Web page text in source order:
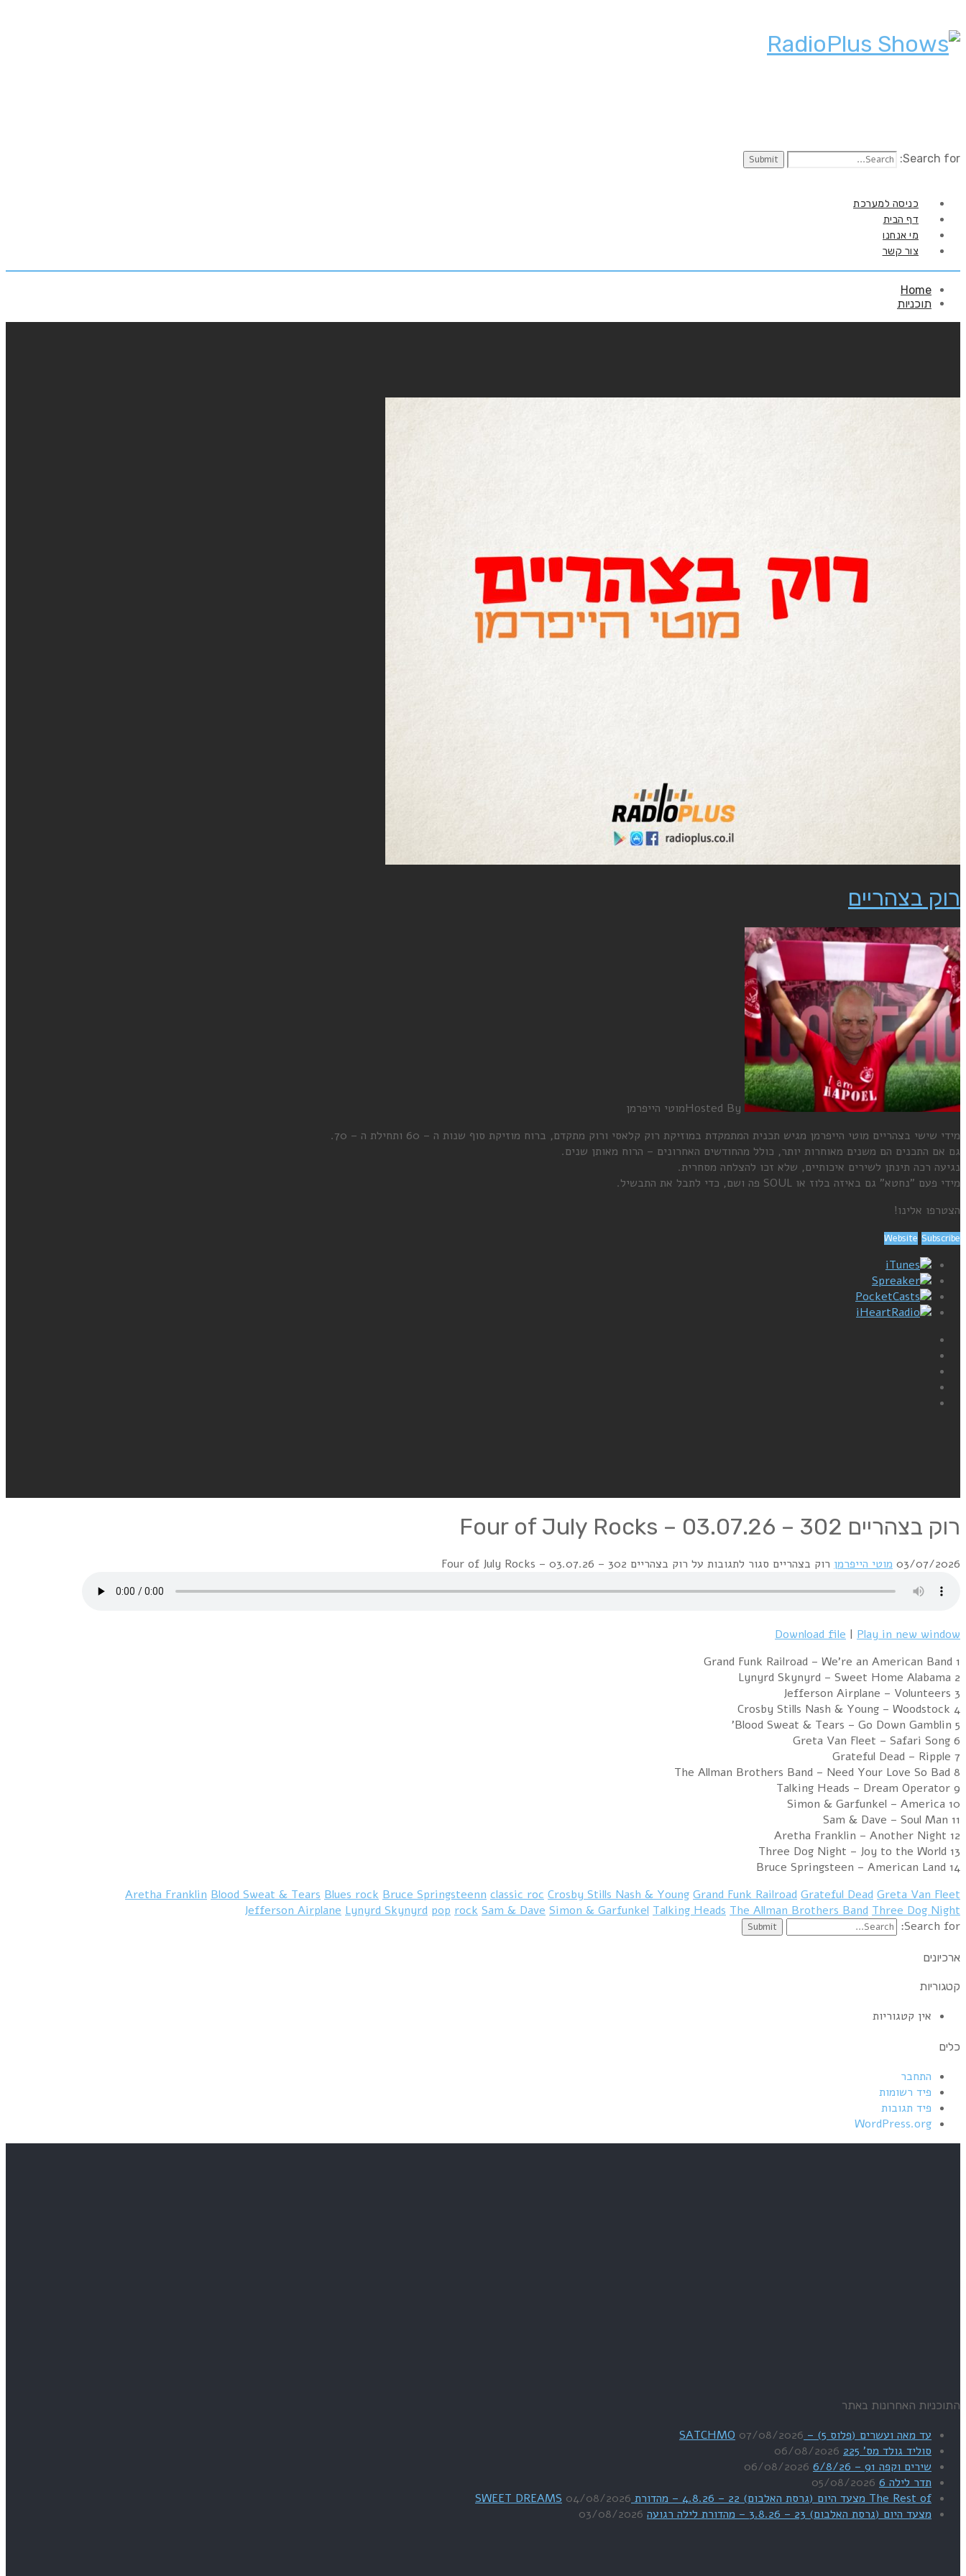
Search for:
כניסה למערכת
דף הבית
מי אנחנו
צור קשר
Home
תוכניות
רוק בצהריים
Hosted Byמוטי הייפרמן
מידי שישי בצהריים מוטי הייפרמן מגיש תכנית המתמקדת במוזיקת רוק קלאסי ורוק מתקדם, ברוח מוזיקת סוף שנות ה – 60 ותחילת ה – 70.
גם אם התכנים הם משנים מאוחרות יותר, כולל מהחודשים האחרונים – הרוח מאותן שנים.
נגיעה רכה תינתן לשירים איכותיים, שלא זכו להצלחה מסחרית.
מידי פעם "נחטא" גם באיזה בלוז או SOUL פה ושם, כדי לתבל את התבשיל.
הצטרפו אלינו!
Website Subscribe
iTunes
Spreaker
PocketCasts
iHeartRadio
רוק בצהריים 302 – 03.07.26 – Four of July Rocks
03/07/2026 מוטי הייפרמן רוק בצהריים סגור לתגובות על רוק בצהריים 302 – 03.07.26 – Four of July Rocks
Download file | Play in new window
1 Grand Funk Railroad – We’re an American Band
2 Lynyrd Skynyrd – Sweet Home Alabama
3 Jefferson Airplane – Volunteers
4 Crosby Stills Nash & Young – Woodstock
5 Blood Sweat & Tears – Go Down Gamblin'
6 Greta Van Fleet – Safari Song
7 Grateful Dead – Ripple
8 The Allman Brothers Band – Need Your Love So Bad
9 Talking Heads – Dream Operator
10 Simon & Garfunkel – America
11 Sam & Dave – Soul Man
12 Aretha Franklin – Another Night
13 Three Dog Night – Joy to the World
14 Bruce Springsteen – American Land
Aretha Franklin Blood Sweat & Tears Blues rock Bruce Springsteenn classic roc Crosby Stills Nash & Young Grand Funk Railroad Grateful Dead Greta Van Fleet
Jefferson Airplane Lynyrd Skynyrd pop rock Sam & Dave Simon & Garfunkel Talking Heads The Allman Brothers Band Three Dog Night
Search for:
ארכיונים
קטגוריות
אין קטגוריות
כלים
התחבר
פיד רשומות
פיד תגובות
WordPress.org
התוכניות האחרונות באתר
עד מאה ועשרים (פלוס 5) – SATCHMO
07/08/2026
סוליד גולד מס' 225
06/08/2026
שירים וקפה 91 – 6/8/26
06/08/2026
תדר לילה 6
05/08/2026
The Rest of מצעד היום (גרסת האלבום) 22 – 4.8.26 – מהדורת SWEET DREAMS
04/08/2026
מצעד היום (גרסת האלבום) 23 – 3.8.26 – מהדורת לילה רגועה
03/08/2026